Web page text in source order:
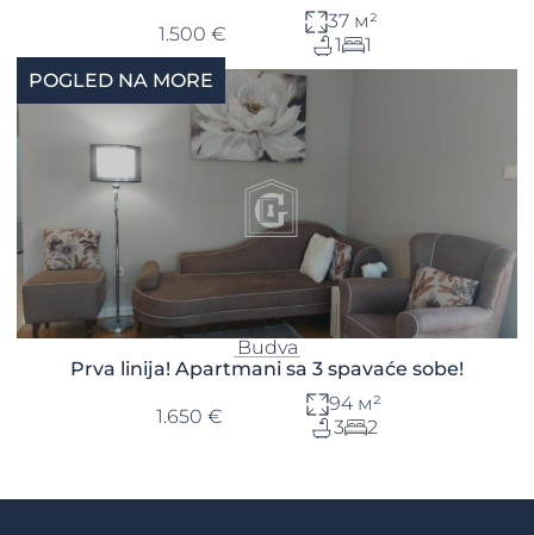
1.500 €
37 м²
1
1
POGLED NA MORE
Budva
Prva linija! Apartmani sa 3 spavaće sobe!
1.650 €
94 м²
3
2